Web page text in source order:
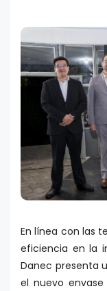
En línea con las
eficiencia en la
Danec presenta
el nuevo